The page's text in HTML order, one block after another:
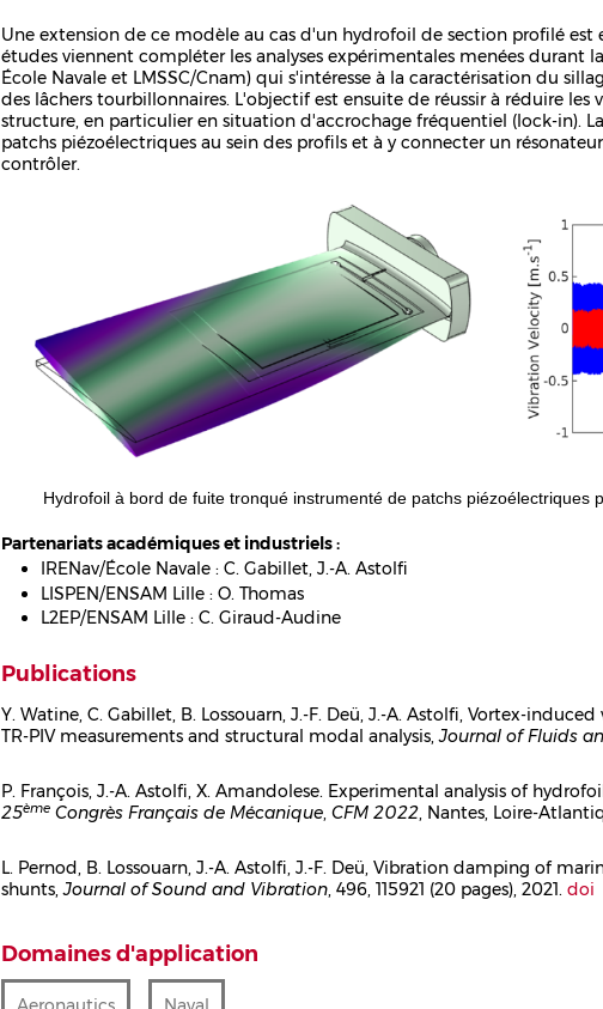
Une extension de ce modèle au cas d'un hydrofoil de section profilé est
études viennent compléter les analyses expérimentales menées durant
École Navale et LMSSC/Cnam) qui s'intéresse à la caractérisation du
des lâchers tourbillonnaires. L'objectif est ensuite de réussir à réduire
structure, en particulier en situation d'accrochage fréquentiel (lock-in).
patchs piézoélectriques au sein des profils et à y connecter un
contrôler.
Hydrofoil à bord de fuite tronqué instrumenté de patchs piézoélectriques
Partenariats académiques et industriels :
IRENav/École Navale : C. Gabillet, J.-A. Astolfi
LISPEN/ENSAM Lille : O. Thomas
L2EP/ENSAM Lille : C. Giraud-Audine
Publications
Corps
Y. Watine, C. Gabillet, B. Lossouarn, J.-F. Deü, J.-A. Astolfi, Vortex-
TR-PIV measurements and structural modal analysis,Journal of Fluids
Corps
P. François, J.-A. Astolfi, X. Amandolese. Experimental analysis of
25ème Congrès Français de Mécanique, CFM 2022, Nantes, Loire-
Corps
L. Pernod, B. Lossouarn, J.-A. Astolfi, J.-F. Deü, Vibration damping of
shunts,Journal of Sound and Vibration, 496, 115921 (20 pages), 2021. doi
Domaines d'application